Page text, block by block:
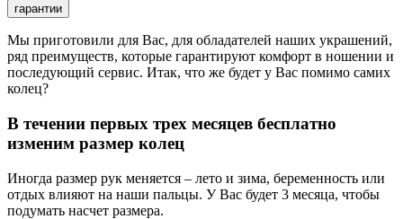
гарантии
Мы приготовили для Вас, для обладателей наших украшений,
ряд преимуществ, которые гарантируют комфорт в ношении и
последующий сервис. Итак, что же будет у Вас помимо самих
колец?
В течении первых трех месяцев бесплатно
изменим размер колец
Иногда размер рук меняется – лето и зима, беременность или
отдых влияют на наши пальцы. У Вас будет 3 месяца, чтобы
подумать насчет размера.